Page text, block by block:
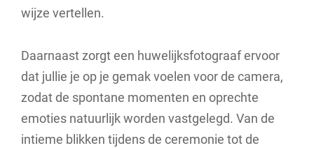
wijze vertellen.
Daarnaast zorgt een huwelijksfotograaf ervoor
dat jullie je op je gemak voelen voor de camera,
zodat de spontane momenten en oprechte
emoties natuurlijk worden vastgelegd. Van de
intieme blikken tijdens de ceremonie tot de